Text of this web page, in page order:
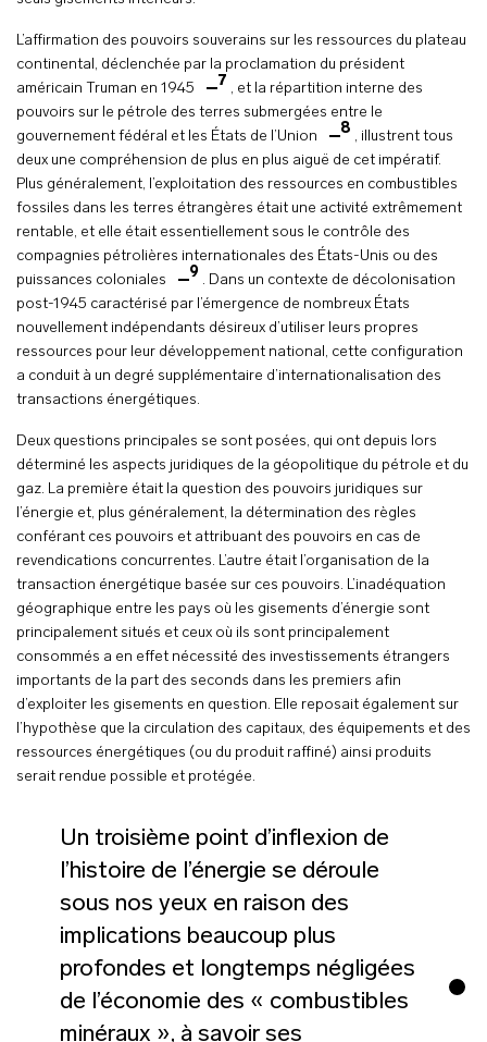
L’affirmation des pouvoirs souverains sur les ressources du plateau
continental, déclenchée par la proclamation du président
américain Truman en 1945
7 , et la répartition interne des
pouvoirs sur le pétrole des terres submergées entre le
gouvernement fédéral et les États de l’Union
8 , illustrent tous
deux une compréhension de plus en plus aiguë de cet impératif.
Plus généralement, l’exploitation des ressources en combustibles
fossiles dans les terres étrangères était une activité extrêmement
rentable, et elle était essentiellement sous le contrôle des
compagnies pétrolières internationales des États-Unis ou des
puissances coloniales
9 . Dans un contexte de décolonisation
post-1945 caractérisé par l’émergence de nombreux États
nouvellement indépendants désireux d’utiliser leurs propres
ressources pour leur développement national, cette configuration
a conduit à un degré supplémentaire d’internationalisation des
transactions énergétiques.
Deux questions principales se sont posées, qui ont depuis lors
déterminé les aspects juridiques de la géopolitique du pétrole et du
gaz. La première était la question des pouvoirs juridiques sur
l’énergie et, plus généralement, la détermination des règles
conférant ces pouvoirs et attribuant des pouvoirs en cas de
revendications concurrentes. L’autre était l’organisation de la
transaction énergétique basée sur ces pouvoirs. L’inadéquation
géographique entre les pays où les gisements d’énergie sont
principalement situés et ceux où ils sont principalement
consommés a en effet nécessité des investissements étrangers
importants de la part des seconds dans les premiers afin
d’exploiter les gisements en question. Elle reposait également sur
l’hypothèse que la circulation des capitaux, des équipements et des
ressources énergétiques (ou du produit raffiné) ainsi produits
serait rendue possible et protégée.
Un troisième point d’inflexion de
l’histoire de l’énergie se déroule
sous nos yeux en raison des
implications beaucoup plus
profondes et longtemps négligées
de l’économie des « combustibles
minéraux », à savoir ses